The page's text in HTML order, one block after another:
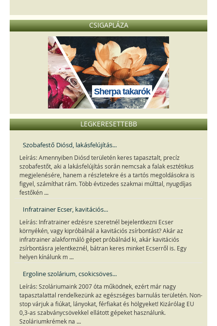
CSIGAPLÁZA
Sherpa takarók
LEGKERESETTEBB
Szobafestő Diósd, lakásfelújítás...
Leírás: Amennyiben Diósd területén keres tapasztalt, precíz
szobafestőt, aki a lakásfelújítás során nemcsak a falak esztétikus
megjelenésére, hanem a részletekre és a tartós megoldásokra is
figyel, számíthat rám. Több évtizedes szakmai múlttal, nyugdíjas
festőkén ...
Infratrainer Ecser, kavitációs...
Leírás: Infratrainer edzésre szeretnél bejelentkezni Ecser
környékén, vagy kipróbálnál a kavitációs zsírbontást? Akár az
infratrainer alakformáló gépet próbálnád ki, akár kavitációs
zsírbontásra jelentkeznél, bátran keres minket Ecserről is. Egy
helyen kínálunk m ...
Ergoline szolárium, csokicsöves...
Leírás: Szoláriumaink 2007 óta működnek, ezért már nagy
tapasztalattal rendelkezünk az egészséges barnulás területén. Non-
stop várjuk a fiúkat, lányokat, férfiakat és hölgyeket! Kizárólag EU
0,3-as szabványcsövekkel ellátott gépeket használunk.
Szoláriumkrémek na ...